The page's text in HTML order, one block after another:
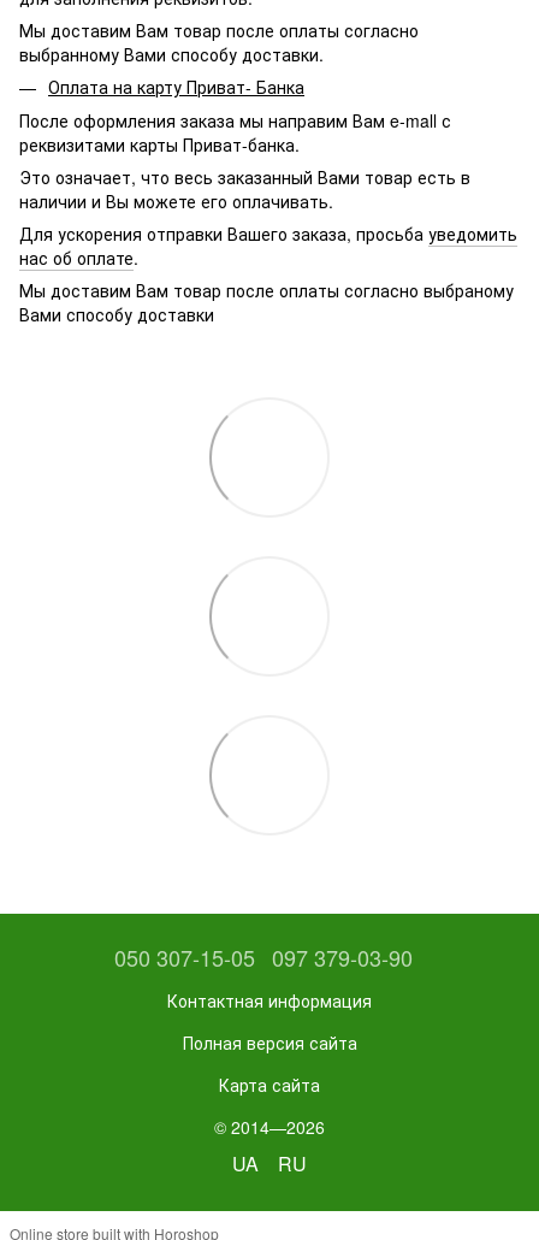
Мы доставим Вам товар после оплаты согласно
выбранному Вами способу доставки.
Оплата на карту Приват- Банка
После оформления заказа мы направим Вам e-mall с
реквизитами карты Приват-банка.
Это означает, что весь заказанный Вами товар есть в
наличии и Вы можете его оплачивать.
Для ускорения отправки Вашего заказа, просьба уведомить
нас об оплате.
Мы доставим Вам товар после оплаты согласно выбраному
Вами способу доставки
050 307-15-05 097 379-03-90
Контактная информация
Полная версия сайта
Карта сайта
© 2014—2026
UA RU
Online store built with Horoshop